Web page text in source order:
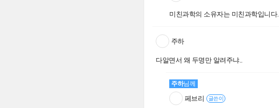
미친과학의 소유자는 미친과학입니다.
주하
다알면서 왜 두명만 알려주냐..
주하님께
페브리 글쓴이